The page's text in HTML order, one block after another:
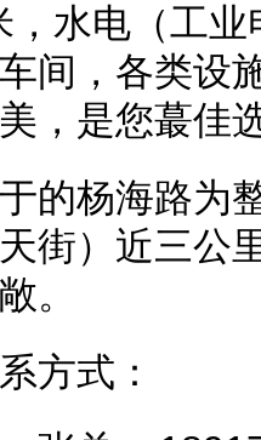
，水电（工
间，各类设
，是您蕞佳
的杨海路为
街）近三公
。
方式：